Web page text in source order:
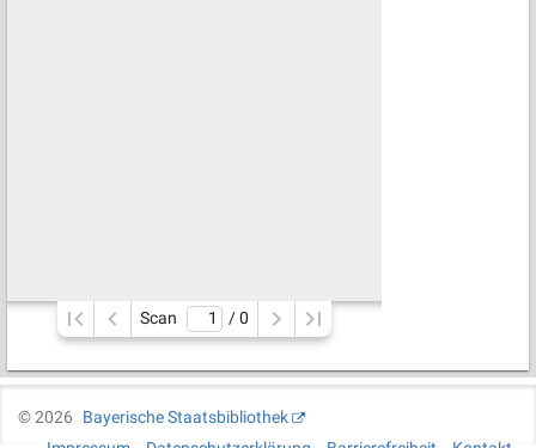
Scan / 0
©2026
Bayerische Staatsbibliothek